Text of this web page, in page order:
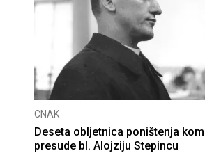
CNAK
Deseta obljetnica poništenja
presude bl. Alojziju Stepincu